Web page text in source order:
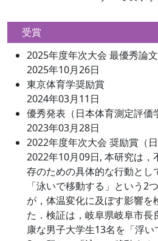
受賞
2025年度年次大会 最優秀論
2025年10月26日
東京体育学奨励賞
2024年03月11日
優秀発表（日本体育測定評価
2023年03月28日
2022年度年次大会 奨励賞（
2022年10月09日, 本研究は，
存のための具体的な行動とし
「泳いで移動する」という2
が，体温変化に及ぼす影響を
た．検証は，岐阜県岐阜市長
康な男子大学生13名を「浮